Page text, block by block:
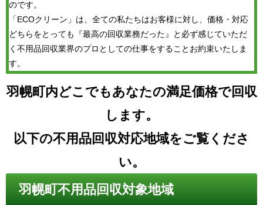
のです。
「ECOクリーン」は、全ての私たちはお客様に対し、価格・対応
どちらをとっても『最高の回収業務だった』と必ず感じていただ
く不用品回収業界のプロとしての仕事をすることお約束いたしま
す。
羽幌町内どこでもあなたの満足価格で回収
します。
以下の不用品回収対応地域をご覧くださ
い。
羽幌町不用品回収対象地域